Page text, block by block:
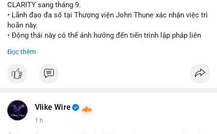
CLARITY sang tháng 9.
• Lãnh đạo đa số tại Thượng viện John Thune xác nhận việc trì
hoãn này.
• Động thái này có thể ảnh hưởng đến tiến trình lập pháp liên
📰 Nguồn: Cointelegraph
Đọc thêm
Vlike Wire
1 h